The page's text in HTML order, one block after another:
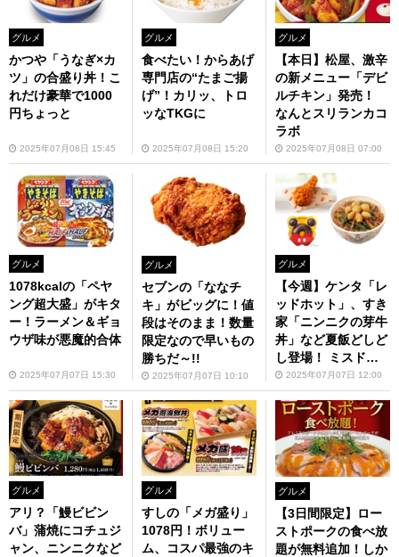
グルメ
かつや「うなぎ×カ
ツ」の合盛り丼！こ
れだけ豪華で1000
円ちょっと
2025年07月08日 15:45
グルメ
食べたい！からあげ
専門店の“たまご揚
げ”！カリッ、トロ
ッなTKGに
2025年07月08日 15:20
グルメ
【本日】松屋、激辛
の新メニュー「デビ
ルチキン」発売！
なんとスリランカコ
ラボ
2025年07月08日 07:00
グルメ
1078kcalの「ペヤ
ング超大盛」がキタ
ー！ラーメン＆ギョ
ウザ味が悪魔的合体
2025年07月07日 15:30
グルメ
セブンの「ななチ
キ」がビッグに！値
段はそのまま！数量
限定なので早いもの
勝ちだ～!!
2025年07月07日 10:10
グルメ
【今週】ケンタ「レ
ッドホット」、すき
家「ニンニクの芽牛
丼」など夏飯どしど
し登場！ ミスド初
のミッキードーナツ
も
2025年07月07日 12:00
グルメ
アリ？「鰻ビビン
バ」蒲焼にコチュジ
ャン、ニンニクなど
グルメ
すしの「メガ盛り」
1078円！ボリュー
ム、コスパ最強のキ
グルメ
【3日間限定】ロー
ストポークの食べ放
題が無料追加！しか